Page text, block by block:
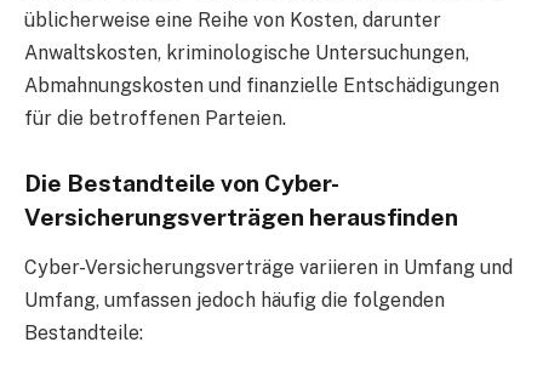
üblicherweise eine Reihe von Kosten, darunter
Anwaltskosten, kriminologische Untersuchungen,
Abmahnungskosten und finanzielle Entschädigungen
für die betroffenen Parteien.
Die Bestandteile von Cyber-
Versicherungsverträgen herausfinden
Cyber-Versicherungsverträge variieren in Umfang und
Umfang, umfassen jedoch häufig die folgenden
Bestandteile: